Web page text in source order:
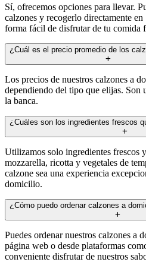
Sí, ofrecemos opciones para llevar.
calzones y recogerlo directamente en
forma fácil de disfrutar de tu comida
¿Cuál es el precio promedio de los
Los precios de nuestros calzones a
dependiendo del tipo que elijas. Son
la banca.
¿Cuáles son los ingredientes frescos
Utilizamos solo ingredientes frescos
mozzarella, ricotta y vegetales de
calzone sea una experiencia
domicilio.
¿Cómo puedo ordenar calzones a
Puedes ordenar nuestros calzones a
página web o desde plataformas
conveniente disfrutar de nuestros